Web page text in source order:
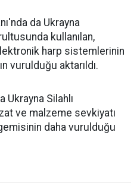
da Ukrayna
kullanılan,
harp sistemlerinin
vurulduğu aktarıldı.
Ukrayna Silahlı
ve malzeme sevkiyatı
daha vurulduğu